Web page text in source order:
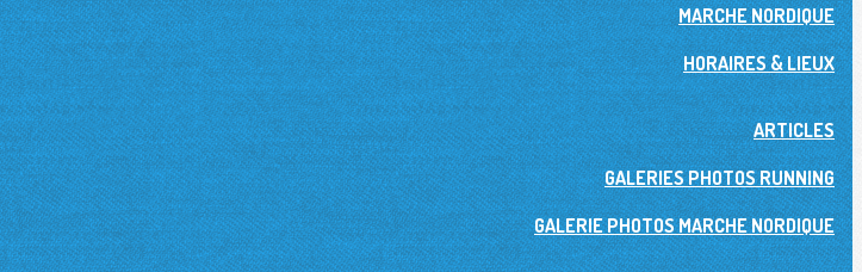
MARCHE NORDIQUE
HORAIRES & LIEUX
ARTICLES
GALERIES PHOTOS RUNNING
GALERIE PHOTOS MARCHE NORDIQUE